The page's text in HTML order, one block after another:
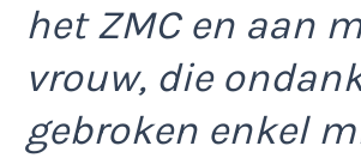
het ZMC en aan
vrouw, die
gebroken enkel